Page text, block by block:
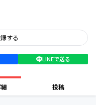
する
LINEで送る
投稿